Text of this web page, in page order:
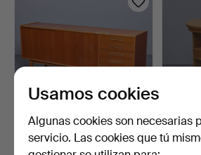
APARADOR, TECA,
Usamos cookies
Algunas cookies son necesarias
servicio. Las cookies que tú